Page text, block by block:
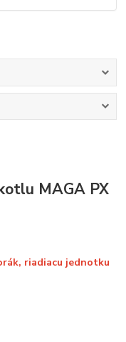
MAGA PX
riadiacu jednotku